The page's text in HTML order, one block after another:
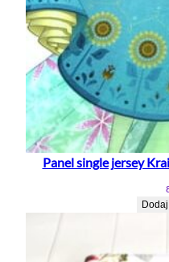
Panel single jersey